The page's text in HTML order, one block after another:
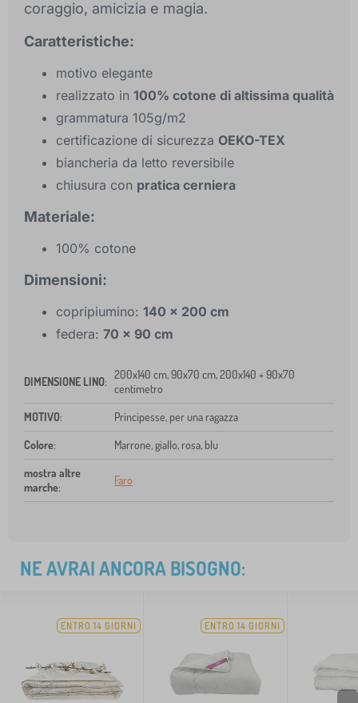
coraggio, amicizia e magia.
Caratteristiche:
motivo elegante
realizzato in 100% cotone di altissima qualità
grammatura 105g/m2
certificazione di sicurezza OEKO-TEX
biancheria da letto reversibile
chiusura con pratica cerniera
Materiale:
100% cotone
Dimensioni:
copripiumino: 140 x 200 cm
federa: 70 x 90 cm
DIMENSIONE LINO:
200x140 cm, 90x70 cm, 200x140 + 90x70
centimetro
MOTIVO: Principesse, per una ragazza
Colore: Marrone, giallo, rosa, blu
mostra altre
marche:
Faro
NE AVRAI ANCORA BISOGNO:
ENTRO 14 GIORNI ENTRO 14 GIORNI